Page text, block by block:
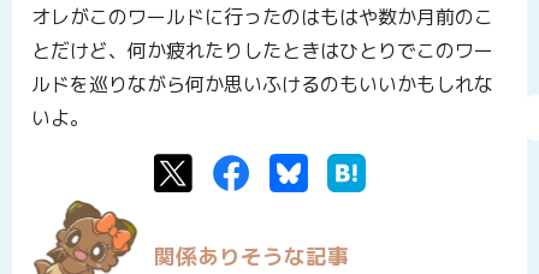
オレがこのワールドに行ったのはもはや数か月前のこ
とだけど、何か疲れたりしたときはひとりでこのワー
ルドを巡りながら何か思いふけるのもいいかもしれな
いよ。
TwitterFacebookBluesky
関係ありそうな記事